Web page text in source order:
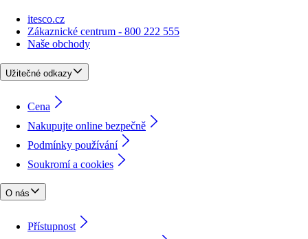
itesco.cz
Zákaznické centrum - 800 222 555
Naše obchody
Užitečné odkazy
Cena
Nakupujte online bezpečně
Podmínky používání
Soukromí a cookies
O nás
Přístupnost